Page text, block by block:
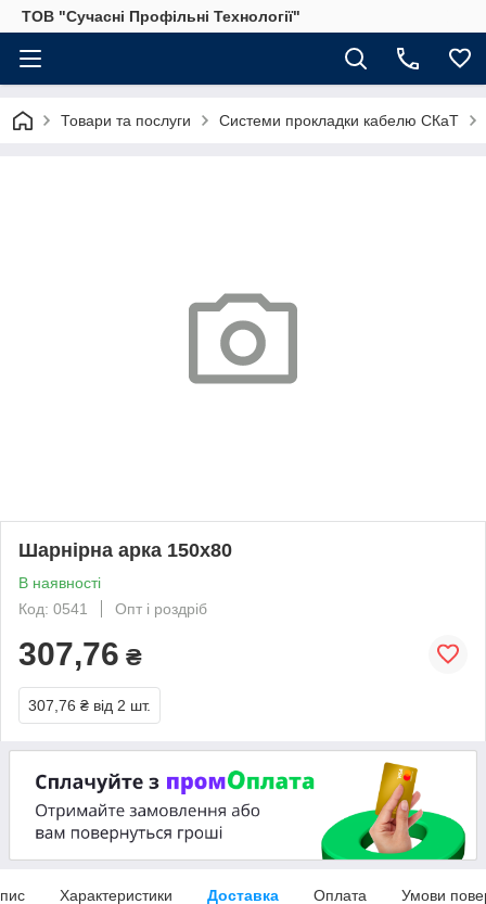
ТОВ "Сучасні Профільні Технології"
Товари та послуги Системи прокладки кабелю СКаТ
Шарнірна арка 150х80
В наявності
Код: 0541
Опт і роздріб
307,76 ₴
307,76 ₴ від 2 шт.
Характеристики Доставка Оплата Умови